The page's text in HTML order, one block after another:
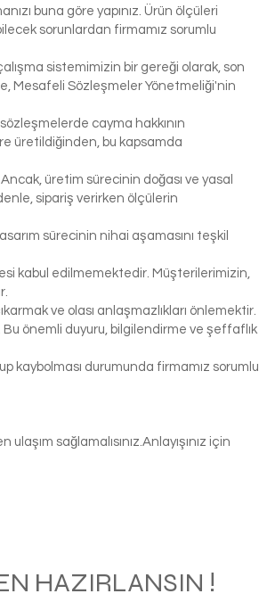
buna göre yapınız. Ürün ölçüleri
sorunlardan firmamız sorumlu
sistemimizin bir gereği olarak, son
Mesafeli Sözleşmeler Yönetmeliği'nin
cayma hakkının
üretildiğinden, bu kapsamda
üretim sürecinin doğası ve yasal
sipariş verirken ölçülerin
sürecinin nihai aşamasını teşkil
kabul edilmemektedir. Müşterilerimizin,
ve olası anlaşmazlıkları önlemektir.
önemli duyuru, bilgilendirme ve şeffaflık
kaybolması durumunda firmamız sorumlu
ulaşım sağlamalısınız.Anlayışınız için
HAZIRLANSIN !